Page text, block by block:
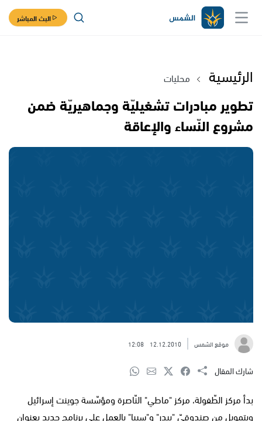
البث المباشر
الرئيسية محليات
تطوير مبادرات تشغيليّة وجماهيريّة ضمن
مشروع النّساء والإعاقة
موقع الشمس 12.12.2010
12:08
شارك المقال
بدأ مركز الطّفولة، مركز "ماطي" النّاصرة ومؤسّسة جوينت إسرائيل
وبتمويل من صندوقيّ "بيدر" و"سيبا" بالعمل على برنامج جديد بعنوان